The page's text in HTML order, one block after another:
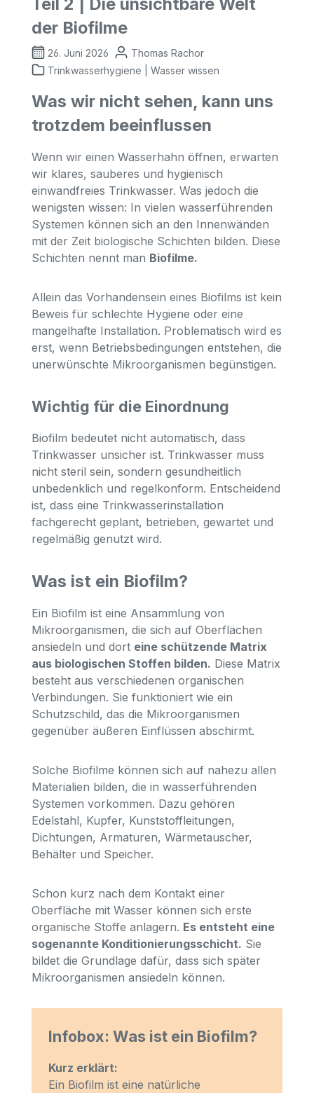
Teil 2 | Die unsichtbare Welt
der Biofilme
26. Juni 2026
Thomas Rachor
Trinkwasserhygiene | Wasser wissen
Was wir nicht sehen, kann uns
trotzdem beeinflussen
Wenn wir einen Wasserhahn öffnen, erwarten
wir klares, sauberes und hygienisch
einwandfreies Trinkwasser. Was jedoch die
wenigsten wissen: In vielen wasserführenden
Systemen können sich an den Innenwänden
mit der Zeit biologische Schichten bilden. Diese
Schichten nennt man Biofilme.
Allein das Vorhandensein eines Biofilms ist kein
Beweis für schlechte Hygiene oder eine
mangelhafte Installation. Problematisch wird es
erst, wenn Betriebsbedingungen entstehen, die
unerwünschte Mikroorganismen begünstigen.
Wichtig für die Einordnung
Biofilm bedeutet nicht automatisch, dass
Trinkwasser unsicher ist. Trinkwasser muss
nicht steril sein, sondern gesundheitlich
unbedenklich und regelkonform. Entscheidend
ist, dass eine Trinkwasserinstallation
fachgerecht geplant, betrieben, gewartet und
regelmäßig genutzt wird.
Was ist ein Biofilm?
Ein Biofilm ist eine Ansammlung von
Mikroorganismen, die sich auf Oberflächen
ansiedeln und dort eine schützende Matrix
aus biologischen Stoffen bilden. Diese Matrix
besteht aus verschiedenen organischen
Verbindungen. Sie funktioniert wie ein
Schutzschild, das die Mikroorganismen
gegenüber äußeren Einflüssen abschirmt.
Solche Biofilme können sich auf nahezu allen
Materialien bilden, die in wasserführenden
Systemen vorkommen. Dazu gehören
Edelstahl, Kupfer, Kunststoffleitungen,
Dichtungen, Armaturen, Wärmetauscher,
Behälter und Speicher.
Schon kurz nach dem Kontakt einer
Oberfläche mit Wasser können sich erste
organische Stoffe anlagern. Es entsteht eine
sogenannte Konditionierungsschicht. Sie
bildet die Grundlage dafür, dass sich später
Mikroorganismen ansiedeln können.
Infobox: Was ist ein Biofilm?
Kurz erklärt:
Ein Biofilm ist eine natürliche